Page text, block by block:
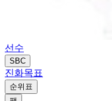
선수
SBC
진화목표
순위표